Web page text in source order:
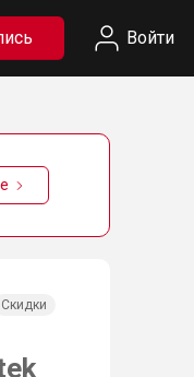
Войти
Скидки